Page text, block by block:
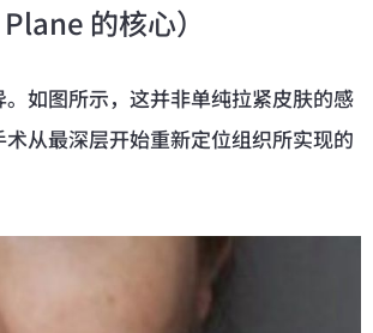
的核心）
如图所示，这并非单纯拉紧皮肤的感
从最深层开始重新定位组织所实现的